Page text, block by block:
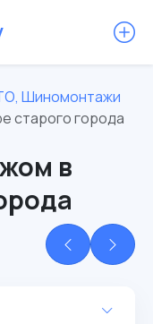
Шиномонтажи
старого города
в